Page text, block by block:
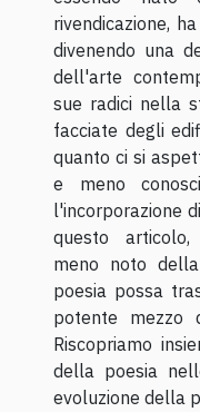
rivendicazione,
divenendo una
dell'arte
sue radici nella
facciate degli
quanto ci si
e meno
l'incorporazione
questo
meno noto
poesia possa
potente mezzo
Riscopriamo
della poesia
evoluzione della